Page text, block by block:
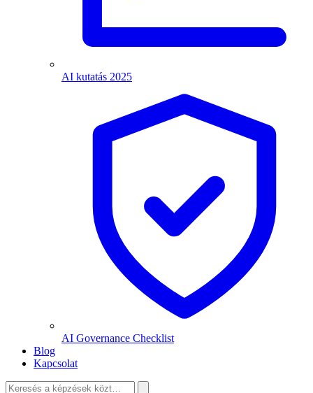
AI kutatás 2025
AI Governance Checklist
Blog
Kapcsolat